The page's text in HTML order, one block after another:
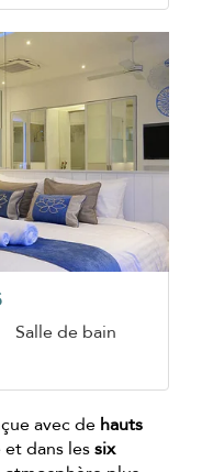
Salle de bain
avec de hauts
et dans lessix